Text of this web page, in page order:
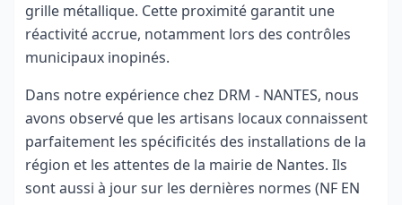
grille métallique. Cette proximité garantit une
réactivité accrue, notamment lors des contrôles
municipaux inopinés.
Dans notre expérience chez DRM - NANTES, nous
avons observé que les artisans locaux connaissent
parfaitement les spécificités des installations de la
région et les attentes de la mairie de Nantes. Ils
sont aussi à jour sur les dernières normes (NF EN